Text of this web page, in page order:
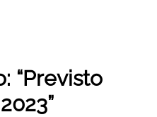
“Previsto